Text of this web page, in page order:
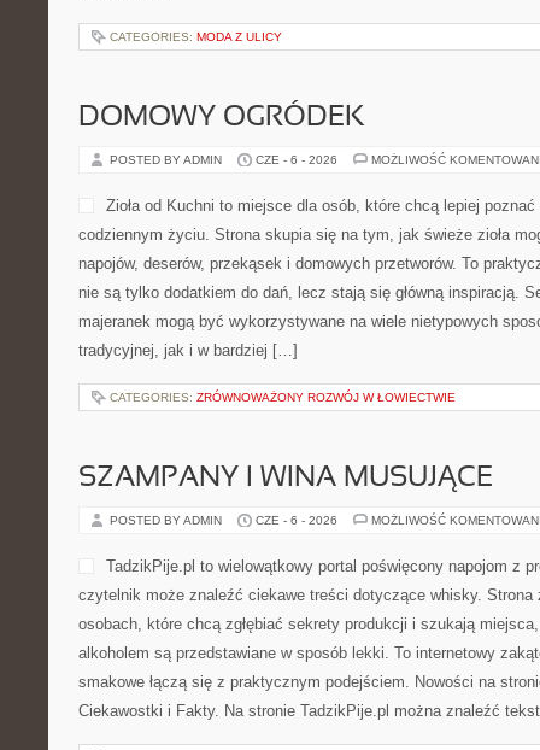
CATEGORIES: MODA Z ULICY
DOMOWY OGRÓDEK
POSTED BY ADMIN CZE - 6 - 2026 MOŻLIWOŚĆ
Zioła od Kuchni to miejsce dla osób, które chcą lepiej poznać
codziennym życiu. Strona skupia się na tym, jak świeże zioła
napojów, deserów, przekąsek i domowych przetworów. To
nie są tylko dodatkiem do dań, lecz stają się główną inspiracją.
majeranek mogą być wykorzystywane na wiele nietypowych
tradycyjnej, jak i w bardziej […]
CATEGORIES: ZRÓWNOWAŻONY ROZWÓJ W ŁOWIECTWIE
SZAMPANY I WINA MUSUJĄCE
POSTED BY ADMIN CZE - 6 - 2026 MOŻLIWOŚĆ
TadzikPije.pl to wielowątkowy portal poświęcony napojom z
czytelnik może znaleźć ciekawe treści dotyczące whisky. Strona
osobach, które chcą zgłębiać sekrety produkcji i szukają
alkoholem są przedstawiane w sposób lekki. To internetowy
smakowe łączą się z praktycznym podejściem. Nowości na
Ciekawostki i Fakty. Na stronie TadzikPije.pl można znaleźć